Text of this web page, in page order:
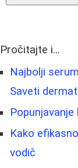
Pročitajte i...
Najbolji
Saveti
Kako
vodič